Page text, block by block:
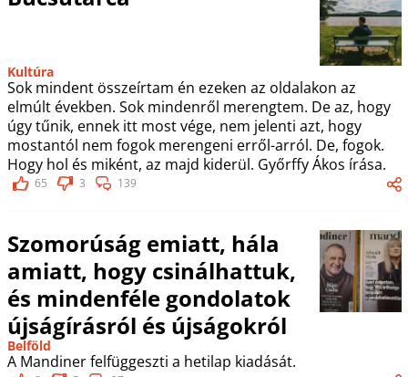
Kultúra
Sok mindent összeírtam én ezeken az oldalakon az
elmúlt években. Sok mindenről merengtem. De az, hogy
úgy tűnik, ennek itt most vége, nem jelenti azt, hogy
mostantól nem fogok merengeni erről-arról. De, fogok.
Hogy hol és miként, az majd kiderül. Győrffy Ákos írása.
65 3 139
Szomorúság emiatt, hála
amiatt, hogy csinálhattuk,
és mindenféle gondolatok
újságírásról és újságokról
Belföld
A Mandiner felfüggeszti a hetilap kiadását.